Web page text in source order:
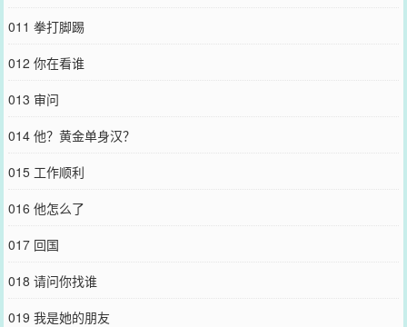
011 拳打脚踢
012 你在看谁
013 审问
014 他？黄金单身汉？
015 工作顺利
016 他怎么了
017 回国
018 请问你找谁
019 我是她的朋友